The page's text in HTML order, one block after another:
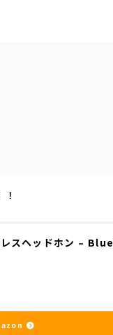
ヘッドホン –